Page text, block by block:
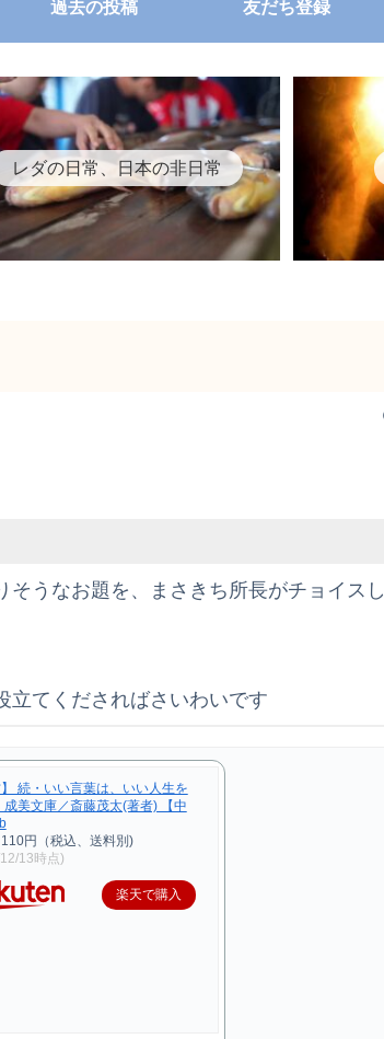
過去の投稿 友だち登録
レダの日常、日本の非日常
そうなお題を、まさきち所長がチョイスし
立てくださればさいわいです
】 続・いい言葉は、いい人生を
成美文庫／斎藤茂太(著者) 【中
円（税込、送料別)
13時点)
楽天で購入